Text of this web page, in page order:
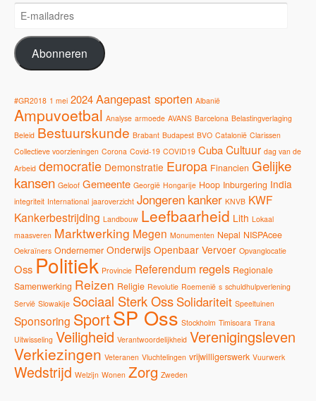
E-
mailadres
Abonneren
#GR2018 1 mei 2024Aangepast sporten Albanië
Ampuvoetbal Analyse armoede AVANS Barcelona Belastingverlaging
Beleid Bestuurskunde Brabant Budapest BVO Catalonië Clarissen
Collectieve voorzieningen Corona Covid-19 COVID19 CubaCultuur dag van de
Arbeid democratie Demonstratie Europa Financien Gelijke
kansen Geloof Gemeente Georgië Hongarije Hoop Inburgering India
integriteit International jaaroverzicht Jongeren kanker KNVB KWF
Kankerbestrijding Landbouw Leefbaarheid Lith Lokaal
maasveren Marktwerking Megen Monumenten Nepal NISPAcee
Oekraïners Ondernemer Onderwijs Openbaar Vervoer Opvanglocatie
Oss Politiek Provincie Referendum regels Regionale
Samenwerking Reizen Religie Revolutie Roemenië s schuldhulpverlening
Servië Slowakije Sociaal Sterk Oss Solidariteit Speeltuinen
Sponsoring SportSP Oss Stockholm Timisoara Tirana
Uitwisseling Veiligheid Verantwoordelijkheid Verenigingsleven
Verkiezingen Veteranen Vluchtelingen vrijwilligerswerk Vuurwerk
Wedstrijd Welzijn Wonen Zorg Zweden